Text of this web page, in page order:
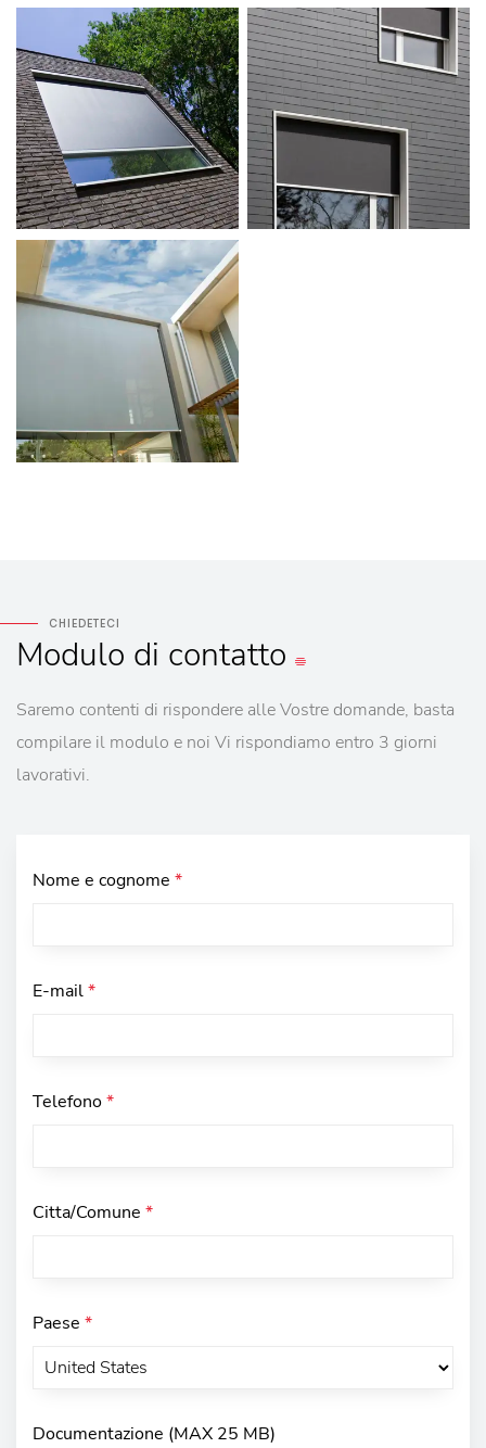
CHIEDETECI
Modulo di contatto
Saremo contenti di rispondere alle Vostre domande, basta
compilare il modulo e noi Vi rispondiamo entro 3 giorni
lavorativi.
Nome e cognome *
E-mail*
Telefono*
Citta/Comune *
Paese *
Documentazione (MAX 25 MB)